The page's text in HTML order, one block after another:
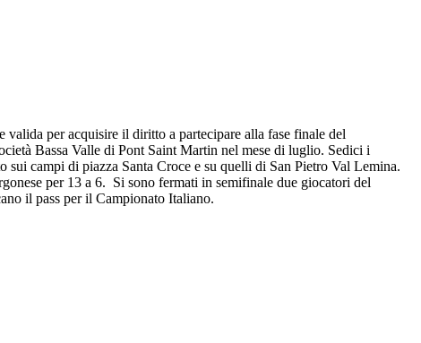
per acquisire il diritto a partecipare alla fase finale del
Bassa Valle di Pont Saint Martin nel mese di luglio. Sedici i
campi di piazza Santa Croce e su quelli di San Pietro Val Lemina.
per 13 a 6. Si sono fermati in semifinale due giocatori del
il pass per il Campionato Italiano.